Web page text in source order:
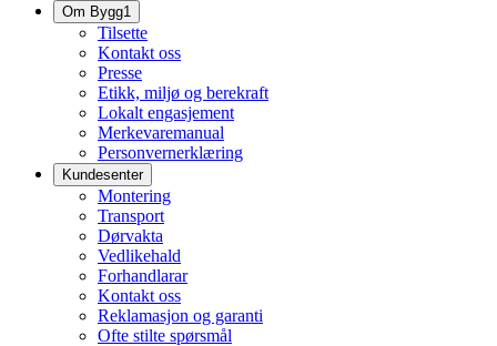
Om Bygg1
Tilsette
Kontakt oss
Presse
Etikk, miljø og berekraft
Lokalt engasjement
Merkevaremanual
Personvernerklæring
Kundesenter
Montering
Transport
Dørvakta
Vedlikehald
Forhandlarar
Kontakt oss
Reklamasjon og garanti
Ofte stilte spørsmål